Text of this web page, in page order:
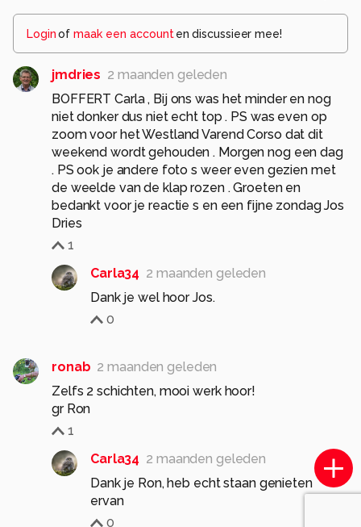
Loginof maak een account en discussieer mee!
jmdries 2 maanden geleden
BOFFERT Carla , Bij ons was het minder en nog
niet donker dus niet echt top . PS was even op
zoom voor het Westland Varend Corso dat dit
weekend wordt gehouden . Morgen nog een dag
. PS ook je andere foto s weer even gezien met
de weelde van de klap rozen . Groeten en
bedankt voor je reactie s en een fijne zondag Jos
Dries
1
Carla34 2 maanden geleden
Dank je wel hoor Jos.
0
ronab 2 maanden geleden
Zelfs 2 schichten, mooi werk hoor!
gr Ron
1
Carla34 2 maanden geleden
Dank je Ron, heb echt staan genieten
ervan
0